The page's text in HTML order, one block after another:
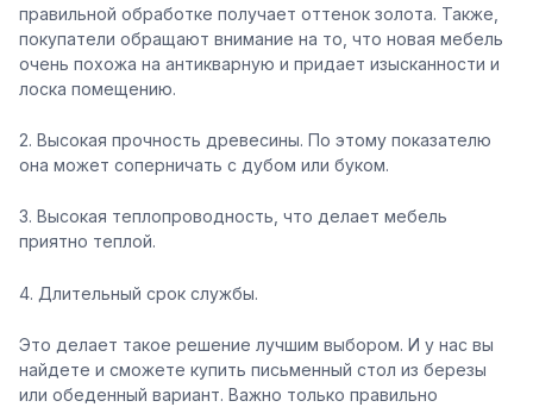
правильной обработке получает оттенок золота. Также,
покупатели обращают внимание на то, что новая мебель
очень похожа на антикварную и придает изысканности и
лоска помещению.
2. Высокая прочность древесины. По этому показателю
она может соперничать с дубом или буком.
3. Высокая теплопроводность, что делает мебель
приятно теплой.
4. Длительный срок службы.
Это делает такое решение лучшим выбором. И у нас вы
найдете и сможете купить письменный стол из березы
или обеденный вариант. Важно только правильно